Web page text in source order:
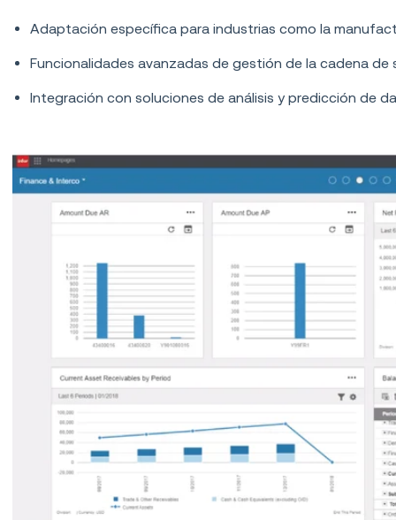
Adaptación específica para industrias como la
Funcionalidades avanzadas de gestión de la cadena de
Integración con soluciones de análisis y predicción de